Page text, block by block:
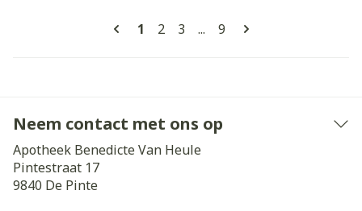
Pagina's
U lees momenteel pagina
1 Pagina
2 Pagina
3 ... Pagina
9
Neem contact met ons op
Apotheek Benedicte Van Heule
Pintestraat 17
9840 De Pinte